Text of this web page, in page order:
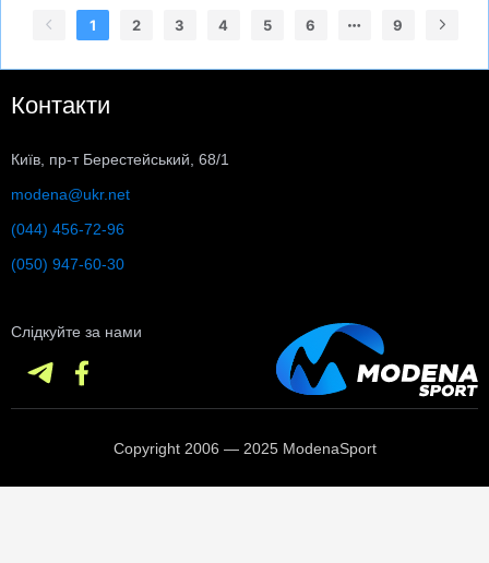
1 2 3 4 5 6 9
Контакти
Київ, пр-т Берестейський, 68/1
modena@ukr.net
(044) 456-72-96
(050) 947-60-30
Слідкуйте за нами
Copyright 2006 — 2025 ModenaSport